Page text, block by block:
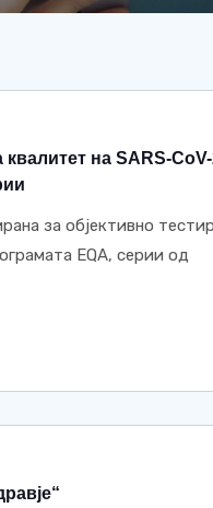
на SARS-
за објективно
EQA, серии од